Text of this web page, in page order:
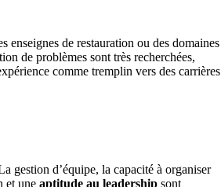
enseignes de restauration ou des domaines
de problèmes sont très recherchées,
comme tremplin vers des carrières
gestion d’équipe, la capacité à organiser
et une aptitude au leadership sont